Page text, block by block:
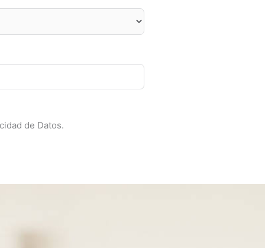
de Datos.